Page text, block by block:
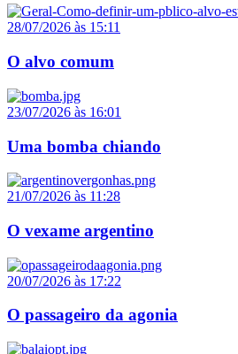
28/07/2026 às 15:11
O alvo comum
23/07/2026 às 16:01
Uma bomba chiando
21/07/2026 às 11:28
O vexame argentino
20/07/2026 às 17:22
O passageiro da agonia